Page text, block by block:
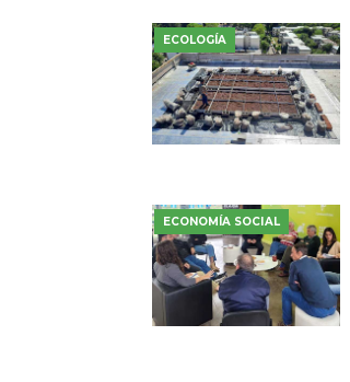
ECOLOGÍA
ECONOMÍA SOCIAL